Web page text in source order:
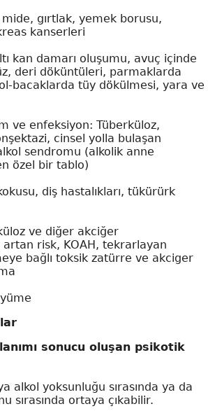
mide, gırtlak, yemek borusu,
kanserleri
kan damarı oluşumu, avuç içinde
yüz, deri döküntüleri, parmaklarda
bacaklarda tüy dökülmesi, yara ve
ve enfeksiyon: Tüberküloz,
cinsel yolla bulaşan
sendromu (alkolik anne
özel bir tablo)
diş hastalıkları, tükürürk
ve diğer akciğer
artan risk, KOAH, tekrarlayan
bağlı toksik zatürre ve akciger
sonucu oluşan psikotik
alkol yoksunluğu sırasında ya da
sırasında ortaya çıkabilir.